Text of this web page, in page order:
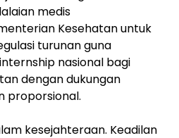
medis
Kesehatan untuk
turunan guna
nasional bagi
dengan dukungan
proporsional.
kesejahteraan. Keadilan